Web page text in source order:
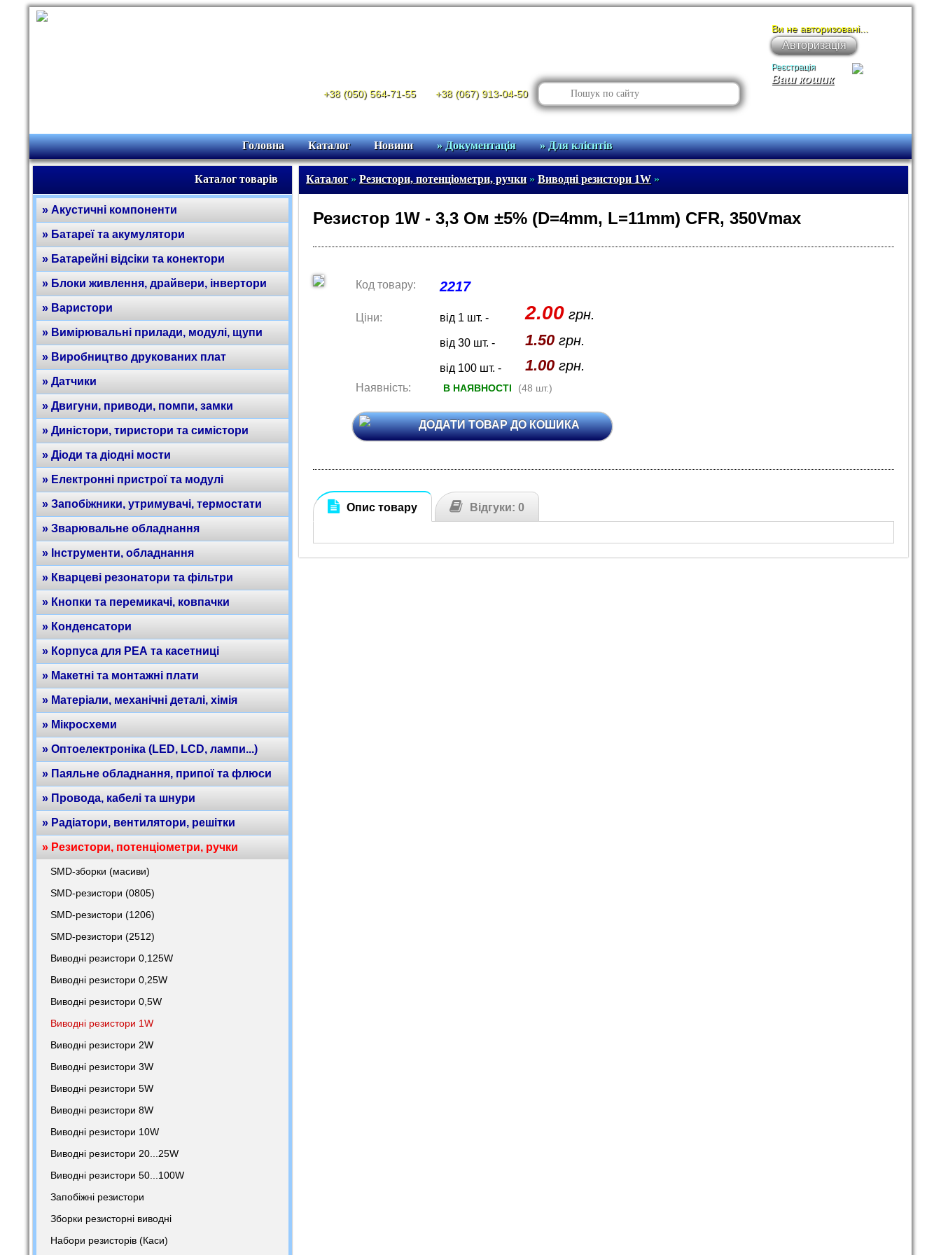
+38 (050) 564-71-55 +38 (067) 913-04-50
Ваш кошик
Ви не авторизовані...
Авторизація
Реєстрація
Головна Каталог Новини » Документація » Для клієнтів
Каталог товарів
» Акустичні компоненти
» Батареї та акумулятори
» Батарейні відсіки та конектори
» Блоки живлення, драйвери, інвертори
» Варистори
» Вимірювальні прилади, модулі, щупи
» Виробництво друкованих плат
» Датчики
» Двигуни, приводи, помпи, замки
» Диністори, тиристори та симістори
» Діоди та діодні мости
» Електронні пристрої та модулі
» Запобіжники, утримувачі, термостати
» Зварювальне обладнання
» Інструменти, обладнання
» Кварцеві резонатори та фільтри
» Кнопки та перемикачі, ковпачки
» Конденсатори
» Корпуса для РЕА та касетниці
» Макетні та монтажні плати
» Матеріали, механічні деталі, хімія
» Мікросхеми
» Оптоелектроніка (LED, LCD, лампи...)
» Паяльне обладнання, припої та флюси
» Провода, кабелі та шнури
» Радіатори, вентилятори, решітки
» Резистори, потенціометри, ручки
SMD-зборки (масиви)
SMD-резистори (0805)
SMD-резистори (1206)
SMD-резистори (2512)
Виводні резистори 0,125W
Виводні резистори 0,25W
Виводні резистори 0,5W
Виводні резистори 1W
Виводні резистори 2W
Виводні резистори 3W
Виводні резистори 5W
Виводні резистори 8W
Виводні резистори 10W
Виводні резистори 20...25W
Виводні резистори 50...100W
Запобіжні резистори
Зборки резисторні виводні
Набори резисторів (Каси)
Каталог» Резистори, потенціометри, ручки» Виводні резистори 1W»
Резистор 1W - 3,3 Ом ±5% (D=4mm, L=11mm) CFR, 350Vmax
Код товару: 2217
Ціни: від 1 шт. - 2.00 грн.
від 30 шт. - 1.50 грн.
від 100 шт. - 1.00 грн.
Наявність: В НАЯВНОСТІ (48 шт.)
ДОДАТИ ТОВАР ДО КОШИКА
Опис товару Відгуки: 0